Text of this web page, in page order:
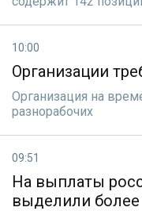
10:00
Организации
Организация на
разнорабочих
09:51
На выплаты
выделили